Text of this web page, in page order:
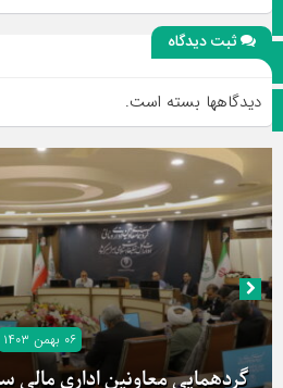
اینستاگرام
پخش زنده
اپلیکیشن بیرق
ثبت دیدگاه
دیدگاهها بسته است.
۰۶ بهمن ۱۴۰۳